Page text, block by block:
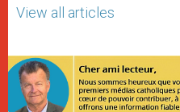
View all articles